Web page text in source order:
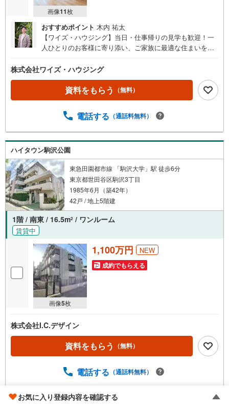
画像11枚
おすすめポイント 木内 祐太
【ワイズ・ハウジング】当日・仕事帰りの見学も歓迎！一
人ひとりのお客様に寄り添い、ご家族に最適な住まいをご
約で、当日や仕事帰りの見学にも柔軟に対応いたします。
現地や店舗での待ち合わせ、最寄駅・周辺施設での合流、
ご自宅へのお迎えなど、ご希望の場所を指定いただけま
す。※鍵の手配が必要な場合や、居住中の物件は即日対応が
い。■ネット非公開情報もご紹介事前にご希望の「広さ・価
ば、ネット掲載不可の限定情報や、新規公開予定の物件資
料も併せてご用意いたします。■安心の資金計画・売却サポ
ート将来の金銭的な不安には、提携ファイナンシャルプラ
ンナー（FP）がライフプランに合わせた資金計画をお答え
します。また、購入だけでなく、将来の住み替えやご売却
の相談まで長期的にサポートいたします。営業時間（9:00
～18:00）はお電話が繋がりやすくなっております。人気物
件は早期終了の可能性があるため、お早めにお問い合わせ
ください！
株式会社ワイズ・ハウジング
資料をもらう （無料）
電話する （通話料無料）
ハイタウン駒沢公園
東急田園都市線 「駒沢大学」駅 徒歩6分
東京都世田谷区駒沢3丁目
1985年6月（築42年）
42戸 / 地上5階建
1階 / 南東 / 16.5m2 / ワンルーム
賃貸中
画像5枚
1,100万円 NEW
成約でもらえる
株式会社I.C.デザイン
資料をもらう （無料）
電話する （通話料無料）
取り扱い不動産会社をもっと見る（
お気に入り登録内容を確認する